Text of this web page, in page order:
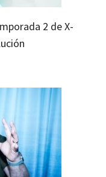
2 de X-